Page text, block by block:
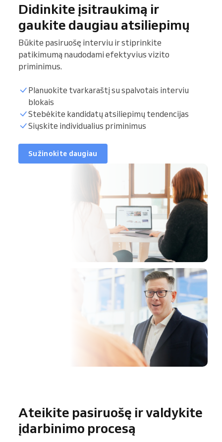
Didinkite įsitraukimą ir
gaukite daugiau atsiliepimų
Būkite pasiruošę interviu ir stiprinkite
patikimumą naudodami efektyvius vizito
priminimus.
Planuokite tvarkaraštį su spalvotais interviu
blokais
Stebėkite kandidatų atsiliepimų tendencijas
Siųskite individualius priminimus
Sužinokite daugiau
Ateikite pasiruošę ir valdykite
įdarbinimo procesą